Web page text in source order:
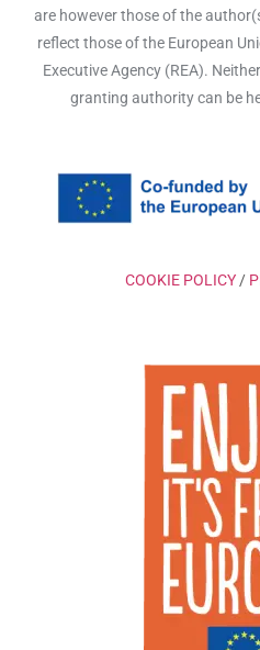
are however those of the
reflect those of the European
Executive Agency (REA).
granting authority can be
COOKIE POLICY/